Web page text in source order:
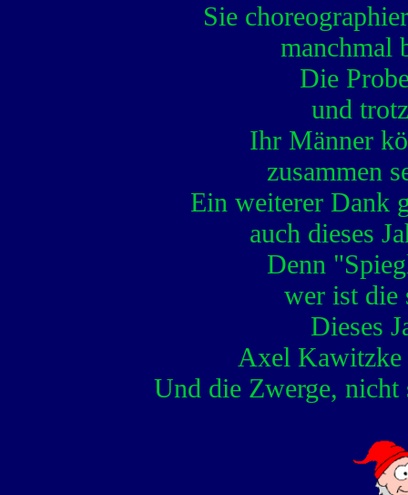
Sie
manchmal
Die
und
Ihr Männer
zusammen
Ein weiterer Dank
auch dieses
Denn
wer ist die
Dieses
Axel Kawitzke
Und die Zwerge, nicht